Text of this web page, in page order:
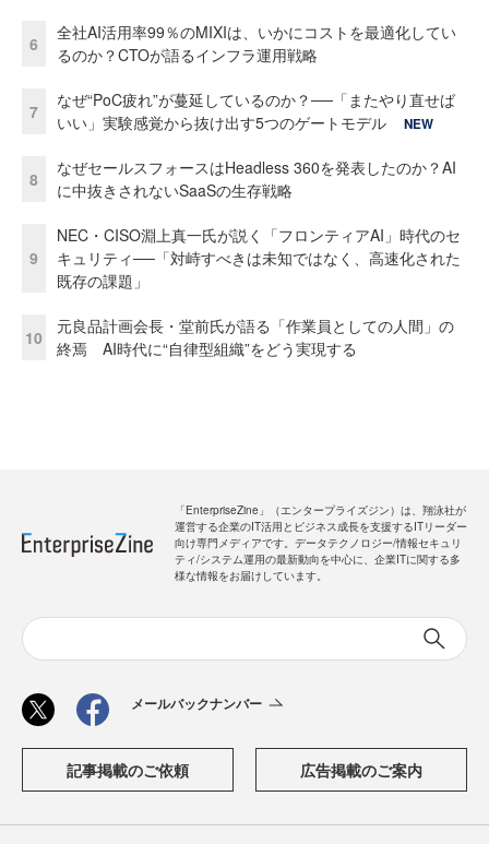
6
全社AI活用率99％のMIXIは、いかにコストを最適化してい
るのか？CTOが語るインフラ運用戦略
7
なぜ“PoC疲れ”が蔓延しているのか？──「またやり直せば
いい」実験感覚から抜け出す5つのゲートモデル
NEW
8
なぜセールスフォースはHeadless 360を発表したのか？AI
に中抜きされないSaaSの生存戦略
9
NEC・CISO淵上真一氏が説く「フロンティアAI」時代のセ
キュリティ──「対峙すべきは未知ではなく、高速化された
既存の課題」
10
元良品計画会長・堂前氏が語る「作業員としての人間」の
終焉 AI時代に“自律型組織”をどう実現する
「EnterpriseZine」（エンタープライズジン）は、翔泳社が
運営する企業のIT活用とビジネス成長を支援するITリーダー
向け専門メディアです。データテクノロジー/情報セキュリ
ティ/システム運用の最新動向を中心に、企業ITに関する多
様な情報をお届けしています。
メールバックナンバー
記事掲載のご依頼 広告掲載のご案内